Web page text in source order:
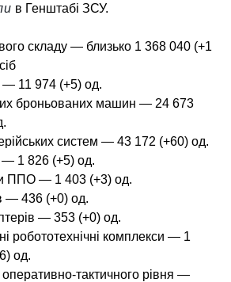
в Генштабі ЗСУ.
складу — близько 1 368 040 (+1
— 11 974 (+5) од.
броньованих машин — 24 673
систем — 43 172 (+60) од.
1 826 (+5) од.
ППО — 1 403 (+3) од.
— 436 (+0) од.
— 353 (+0) од.
робототехнічні комплекси — 1
од.
тактичного рівня —